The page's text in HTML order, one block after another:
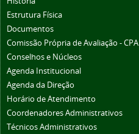
Estrutura Física
Documentos
Comissão Própria de Avaliação - CPA
Conselhos e Núcleos
Agenda Institucional
Agenda da Direção
Horário de Atendimento
Coordenadores Administrativos
Técnicos Administrativos